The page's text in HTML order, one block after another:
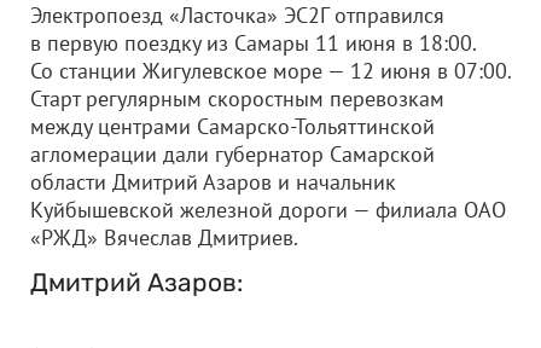
Электропоезд «Ласточка» ЭС2Г отправился
в первую поездку из Самары 11 июня в 18:00.
Со станции Жигулевское море — 12 июня в 07:00.
Старт регулярным скоростным перевозкам
между центрами Самарско-Тольяттинской
агломерации дали губернатор Самарской
области Дмитрий Азаров и начальник
Куйбышевской железной дороги — филиала ОАО
«РЖД» Вячеслав Дмитриев.
Дмитрий Азаров: